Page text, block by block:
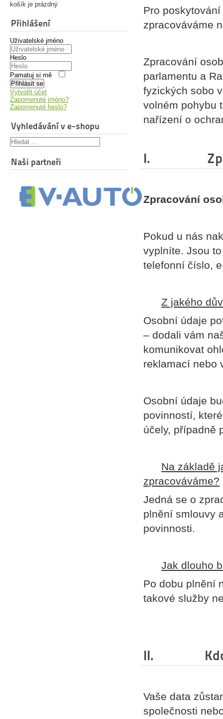
košík je prázdný
Přihlášení
Uživatelské jméno
Heslo
Pamatuj si mě
Přihlásit se
Vytvořit účet
Zapomenuté jméno?
Zapomenuté heslo?
Vyhledávání v e-shopu
Naši partneři
Pro
zpracováváme
Zpracování
parlamentu a
fyzických sobo
volném pohybu
nařízení o
I.
Zpracování
Pokud u nás
vyplníte. Jsou
telefonní číslo,
Z jakého
Osobní údaje
– dodali vám
komunikovat
reklamací nebo
Osobní údaje
povinností,
účely, případně
Na základě
zpracováváme?
Jedná se o
plnění smlouvy
povinnosti.
Jak dlouho
Po dobu plnění
takové služby
II. Kdo se
Vaše data
společnosti